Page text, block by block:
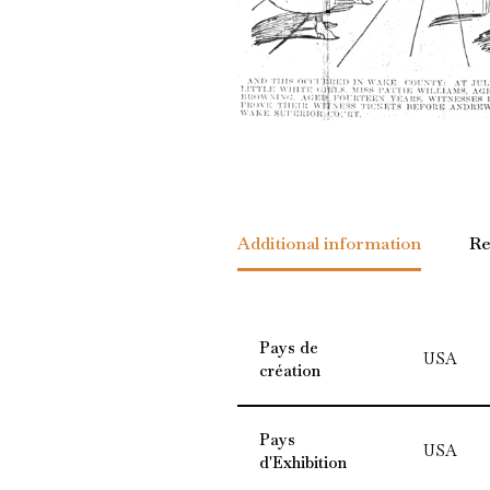
Additional information
Pays de
création
USA
Pays
d'Exhibition
USA